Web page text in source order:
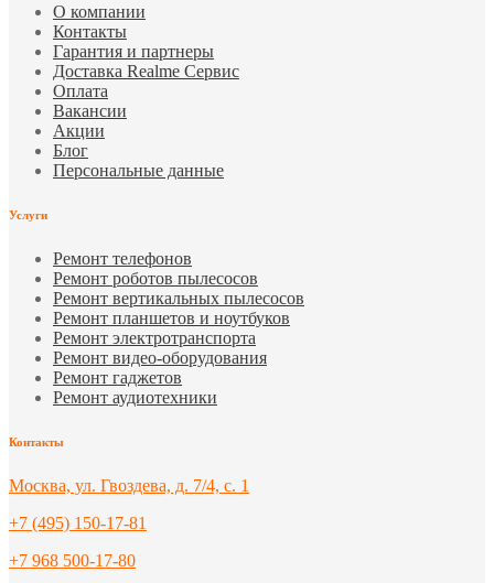
О компании
Контакты
Гарантия и партнеры
Доставка Realme Сервис
Оплата
Вакансии
Акции
Блог
Персональные данные
Услуги
Ремонт телефонов
Ремонт роботов пылесосов
Ремонт вертикальных пылесосов
Ремонт планшетов и ноутбуков
Ремонт электротранспорта
Ремонт видео-оборудования
Ремонт гаджетов
Ремонт аудиотехники
Контакты
Москва, ул. Гвоздева, д. 7/4, с. 1
+7 (495) 150-17-81
+7 968 500-17-80